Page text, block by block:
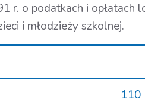
r. o podatkach i opłatach
i młodzieży szkolnej.
110